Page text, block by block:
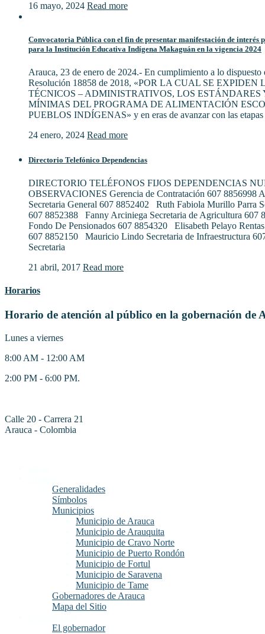
16 mayo, 2024 Read more
Convocatoria Pública con el fin de presentar manifestación de interés
para la Institución Educativa Indígena Makaguán en la vigencia 2024
Arauca, 23 de enero de 2024.- En cumplimiento a lo dispuesto
Resolución 18858 de 2018, «POR LA CUAL SE
TÉCNICOS – ADMINISTRATIVOS, LOS ESTÁNDARES
MÍNIMAS DEL PROGRAMA DE ALIMENTACIÓN
PUEBLOS INDÍGENAS» y en eras de avanzar con las etapas
24 enero, 2024 Read more
Directorio Telefónico Dependencias
DIRECTORIO TELÉFONOS FIJOS DEPENDENCIAS
OBSERVACIONES Gerencia de Contratación 607 8856998
Secretaria General 607 8852402 Ruth Fabiola Murillo Parra
607 8852388 Fanny Arciniega Secretaria de Agricultura 607
Fondo De Pensionados 607 8854320 Elisabeth Pelayo
607 8852150 Mauricio Lindo Secretaria de Infraestructura
Secretaria
21 abril, 2017 Read more
Horarios
Horario de atención al público en la gobernación de
Lunes a viernes
8:00 AM - 12:00 AM
2:00 PM - 6:00 PM.
Calle 20 - Carrera 21
Arauca - Colombia
Generalidades
Símbolos
Municipios
Municipio de Arauca
Municipio de Arauquita
Municipio de Cravo Norte
Municipio de Puerto Rondón
Municipio de Fortul
Municipio de Saravena
Municipio de Tame
Gobernadores de Arauca
Mapa del Sitio
El gobernador